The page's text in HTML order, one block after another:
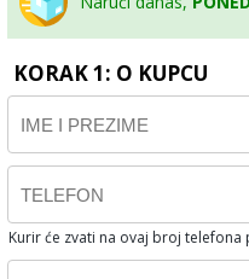
KORAK 1: O KUPCU
Kurir će zvati na ovaj broj